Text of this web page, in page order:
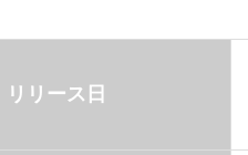
リリース日